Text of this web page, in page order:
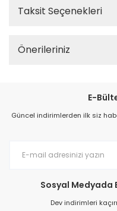
Taksit Seçenekleri
Önerileriniz
E-
Güncel indirimlerden ilk siz
Sosyal Medyada
Dev indirimleri